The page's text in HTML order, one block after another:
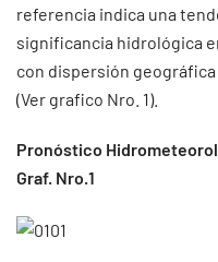
referencia indica una
significancia hidrológica
con dispersión
(Ver grafico Nro. 1).
Pronóstico
Graf. Nro.1